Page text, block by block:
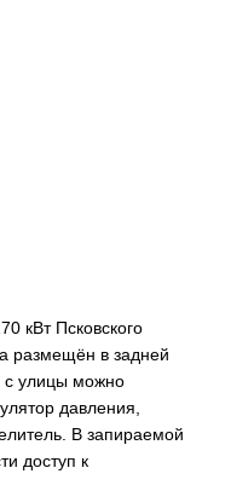
кВт Псковского
размещён в задней
с улицы можно
давления,
В запираемой
доступ к